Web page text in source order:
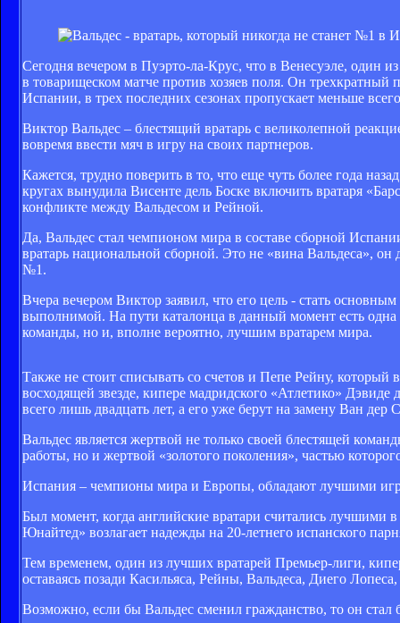
Сегодня вечером в Пуэрто-ла-Крус, что в Венесуэле, один
в товарищеском матче против хозяев поля. Он
Испании, в трех последних сезонах пропускает меньше
Виктор Вальдес – блестящий вратарь с великолепной
вовремя ввести мяч в игру на своих партнеров.
Кажется, трудно поверить в то, что еще чуть более года
кругах вынудила Висенте дель Боске включить вратаря
конфликте между Вальдесом и Рейной.
Да, Вальдес стал чемпионом мира в составе сборной
вратарь национальной сборной. Это не «вина Вальдеса»,
№1.
Вчера вечером Виктор заявил, что его цель - стать
выполнимой. На пути каталонца в данный момент есть одна
команды, но и, вполне вероятно, лучшим вратарем мира.
Также не стоит списывать со счетов и Пепе Рейну, который
восходящей звезде, кипере мадридского «Атлетико»
всего лишь двадцать лет, а его уже берут на замену Ван дер
Вальдес является жертвой не только своей блестящей
работы, но и жертвой «золотого поколения», частью
Испания – чемпионы мира и Европы, обладают лучшими
Был момент, когда английские вратари считались
Юнайтед» возлагает надежды на 20-летнего испанского
Тем временем, один из лучших вратарей Премьер-лиги,
оставаясь позади Касильяса, Рейны, Вальдеса, Диего
Возможно, если бы Вальдес сменил гражданство, то он